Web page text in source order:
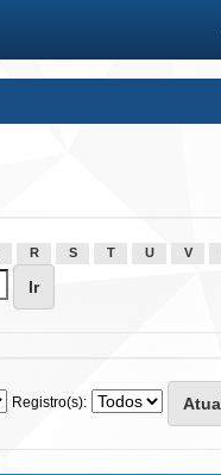
R S T U V
Registro(s):